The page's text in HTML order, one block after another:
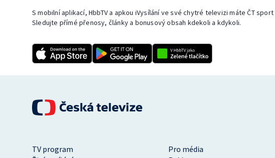
S mobilní aplikací, HbbTV a apkou iVysílání ve své chytré televizi máte ČT
Sledujte přímé přenosy, články a bonusový obsah kdekoli a kdykoli.
TV program
Pro média